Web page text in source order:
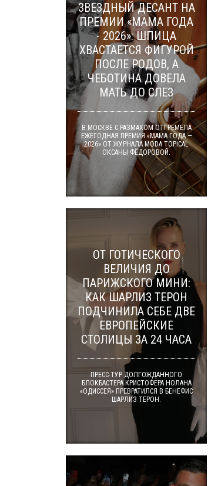
ЗВЕЗДНЫЙ ДЕСАНТ НА
ПРЕМИИ «МАМА ГОДА
- 2026»: ШПИЦА
ХВАСТАЕТСЯ ФИГУРОЙ
ПОСЛЕ РОДОВ, А
ЧЕБОТИНА ДОВЕЛА
МАТЬ ДО СЛЕЗ
В МОСКВЕ С РАЗМАХОМ ОТГРЕМЕЛА
ЕЖЕГОДНАЯ ПРЕМИЯ «МАМА ГОДА —
2026» ОТ ЖУРНАЛА MODA TOPICAL
ОКСАНЫ ФЁДОРОВОЙ.
ОТ ГОТИЧЕСКОГО
ВЕЛИЧИЯ ДО
ПАРИЖСКОГО МИНИ:
КАК ШАРЛИЗ ТЕРОН
ПОДЧИНИЛА СЕБЕ ДВЕ
ЕВРОПЕЙСКИЕ
СТОЛИЦЫ ЗА 24 ЧАСА
ПРЕСС-ТУР ДОЛГОЖДАННОГО
БЛОКБАСТЕРА КРИСТОФЕРА НОЛАНА
«ОДИССЕЯ» ПРЕВРАТИЛСЯ В БЕНЕФИС
ШАРЛИЗ ТЕРОН.